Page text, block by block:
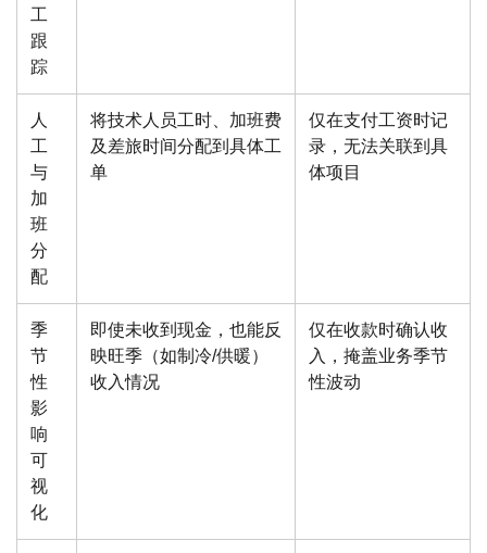
工
跟
踪
人
工
与
加
班
分
配
将技术人员工时、加班费
及差旅时间分配到具体工
单
仅在支付工资时记
录，无法关联到具
体项目
季
节
性
影
响
可
视
化
即使未收到现金，也能反
映旺季（如制冷/供暖）
收入情况
仅在收款时确认收
入，掩盖业务季节
性波动